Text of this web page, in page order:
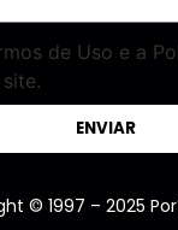
de Uso e a
ENVIAR
© 1997 – 2025